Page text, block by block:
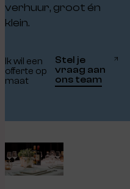
verhuur, groot én
klein.
Ik wil een
offerte op
maat
Stel je
vraag aan
ons team